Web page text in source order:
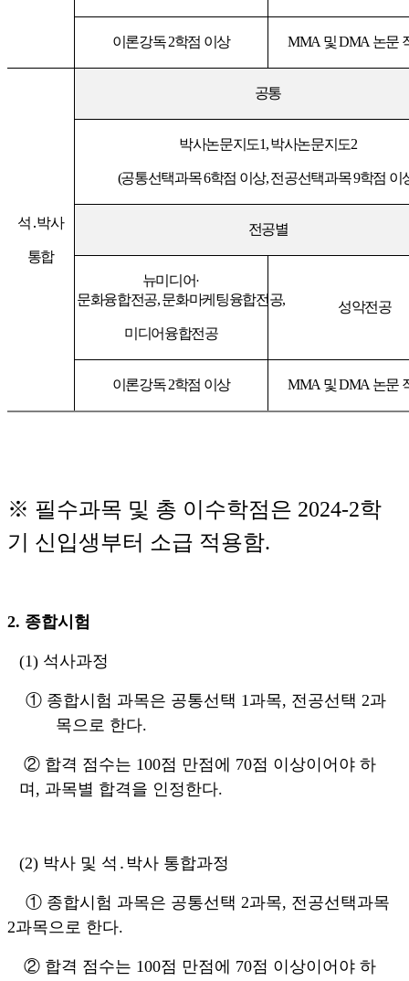
이론강독 2학점 이상 MMA 및 DMA 논문
석․박사
통합
공통
박사논문지도1, 박사논문지도2
(공통선택과목 6학점 이상, 전공선택과목 9학점 이
전공별
뉴미디어·
문화융합전공, 문화마케팅융합전공,
미디어융합전공
성악전공
이론강독 2학점 이상 MMA 및 DMA 논문
※ 필수과목 및 총 이수학점은 2024-2학
기 신입생부터 소급 적용함.
2. 종합시험
(1) 석사과정
① 종합시험 과목은 공통선택 1과목, 전공선택 2과
목으로 한다.
② 합격 점수는 100점 만점에 70점 이상이어야 하
며 , 과목별 합격을 인정한다.
(2) 박사 및 석 ․ 박사 통합과정
① 종합시험 과목은 공통선택 2과목, 전공선택과목
2과목으로 한다.
② 합격 점수는 100점 만점에 70점 이상이어야 하